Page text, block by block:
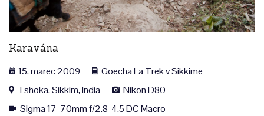
Karavána
15. marec 2009
Goecha La Trek v Sikkime
Tshoka, Sikkim, India
Nikon D80
Sigma 17-70mm f/2.8-4.5 DC Macro